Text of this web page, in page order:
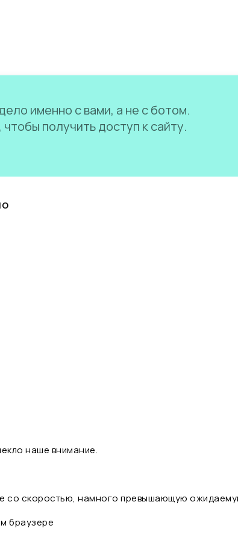
именно с вами, а не с ботом.
получить доступ к сайту.
наше внимание.
со скоростью, намного превышающую
браузере